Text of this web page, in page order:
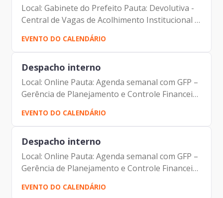
Local: Gabinete do Prefeito Pauta: Devolutiva -
Central de Vagas de Acolhimento Institucional e
Familiar da SMADS Participantes: Rubens
Naman Rizek Junior Juan Quiros Johann
Nogueira Dantas...
EVENTO DO CALENDÁRIO
Despacho interno
Local: Online Pauta: Agenda semanal com GFP –
Gerência de Planejamento e Controle Financeiro
Participantes: Johann Nogueira Dantas Jorge
Pereira Leite Fernando Josenias V Nascimento
EVENTO DO CALENDÁRIO
Despacho interno
Local: Online Pauta: Agenda semanal com GFP –
Gerência de Planejamento e Controle Financeiro
Participantes: Johann Nogueira Dantas Jorge
Pereira Leite Fernando Josenias V Nascimento
EVENTO DO CALENDÁRIO